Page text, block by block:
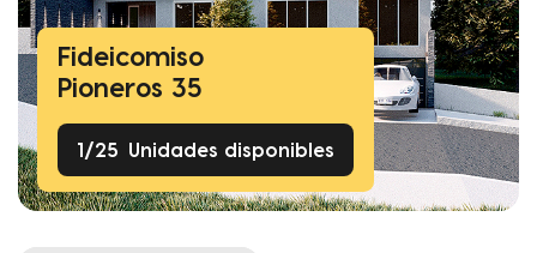
Fideicomiso
Pioneros 35
1/25 Unidades disponibles